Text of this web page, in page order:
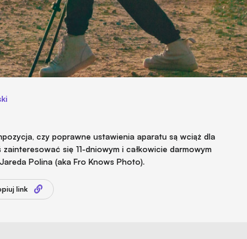
czy poprawne ustawienia aparatu są wciąż dla
się 11-dniowym i całkowicie darmowym
Polina (aka Fro Knows Photo).
link